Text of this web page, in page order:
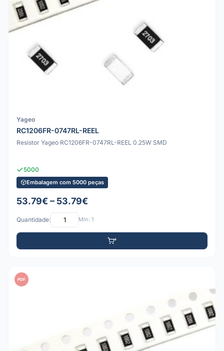
Yageo
RC1206FR-0747RL-REEL
Resistor Yageo RC1206FR-0747RL-REEL 0.25W SMD
5000
Embalagem com 5000 peças
53.79€ – 53.79€
Quantidade: Mín: 1
PDF